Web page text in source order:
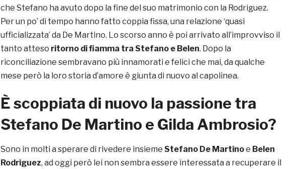
che Stefano ha avuto dopo la fine del suo matrimonio con la Rodriguez.
Per un po’ di tempo hanno fatto coppia fissa, una relazione ‘quasi
ufficializzata’ da De Martino. Lo scorso anno è poi arrivato all’improvviso il
tanto atteso ritorno di fiamma tra Stefano e Belen. Dopo la
riconciliazione sembravano più innamorati e felici che mai, da qualche
mese però la loro storia d’amore è giunta di nuovo al capolinea.
È scoppiata di nuovo la passione tra
Stefano De Martino e Gilda Ambrosio?
Sono in molti a sperare di rivedere insieme Stefano De Martinoe Belen
Rodriguez, ad oggi però lei non sembra essere interessata a recuperare il